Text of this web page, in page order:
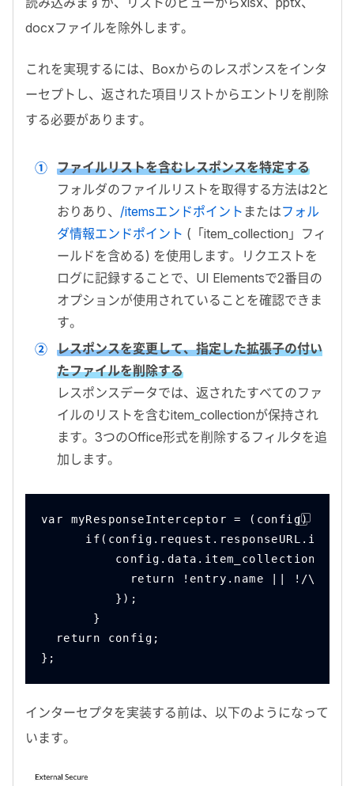
docxファイルを除外します。
これを実現するには、 Boxからのレスポンスをインタ
ーセプトし、返された項目リストからエントリを削除
する必要があります。
ファイルリストを含むレスポンスを特定する
フォルダのファイルリストを取得する方法は2 と
おりあり、 /itemsエンドポイント またはフォル
ダ情報エンドポイント (「item_collection 」フィ
ールドを含める) を使用します。リクエストを
ログに記録することで、 UI Elementsで2番目の
オプションが使用されていることを確認できま
す。
レスポンスを変更して、指定した拡張子の付い
たファイルを削除する
レスポンスデータでは、返されたすべてのファ
イルのリストを含むitem_collectionが保持され
ます。 3つのOffice形式を削除するフィルタを追
加します。
var myResponseInterceptor = (config) => {
return !entry.name || !/
          });
       }
  return config;
};
インターセプタを実装する前は、以下のようになって
います。